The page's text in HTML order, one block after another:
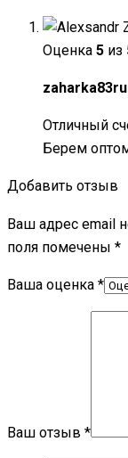
Оценка 5 из
Отличный
Берем
Добавить отзыв
Ваш адрес email
поля помечены *
Ваша оценка *
Ваш отзыв *